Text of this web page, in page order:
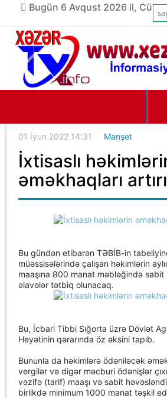
Bugün 6 Avqust 2026 il, Cümə
01 İyun 2022 14:31 Manşet
İxtisaslı
əməkhaqları
Bu gündən etibarən TƏBİB-in
müəssisələrində çalışan həkimlərin
maaşına 800 manat məbləğində
əlavələr tətbiq olunacaq.
Bu, İcbari Tibbi Sığorta üzrə Dövlət
Heyətinin qərarında öz əksini tapıb.
Bununla da həkimlərə ödəniləcək
vergilər və digər məcburi ödənişlər
vəzifə (tarif) maaşı və sabit
birlikdə minimum 1000 manat təşkil